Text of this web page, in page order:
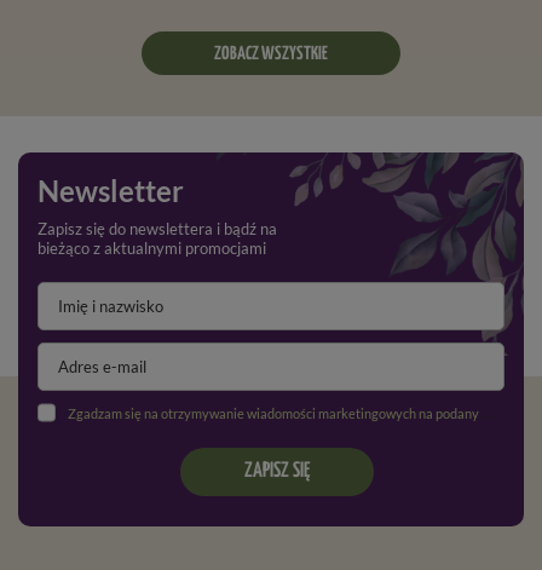
ZOBACZ WSZYSTKIE
Newsletter
Zapisz się do newslettera i bądź na
bieżąco z aktualnymi promocjami
Zgadzam się na otrzymywanie wiadomości marketingowych na podany adres e-mail oraz przetwarzanie danych osobowych zgodnie z
ZAPISZ SIĘ